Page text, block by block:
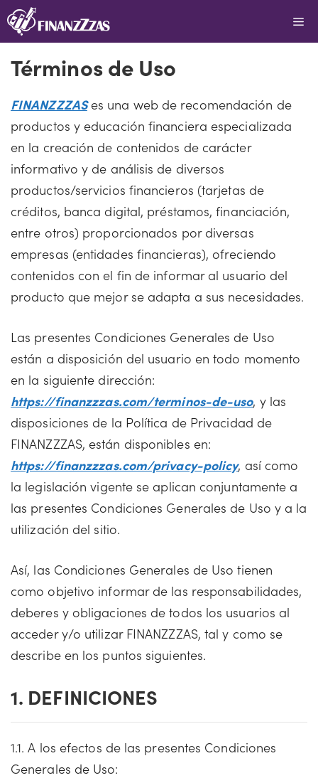
Saltar
al
Términos de Uso
FINANZZZASes una web de recomendación de
productos y educación financiera especializada
en la creación de contenidos de carácter
informativo y de análisis de diversos
productos/servicios financieros (tarjetas de
créditos, banca digital, préstamos, financiación,
entre otros) proporcionados por diversas
empresas (entidades financieras), ofreciendo
contenidos con el fin de informar al usuario del
producto que mejor se adapta a sus necesidades.
Las presentes Condiciones Generales de Uso
están a disposición del usuario en todo momento
en la siguiente dirección:
https://finanzzzas.com/terminos-de-uso, y las
disposiciones de la Política de Privacidad de
FINANZZZAS, están disponibles en:
https://finanzzzas.com/privacy-policy, así como
la legislación vigente se aplican conjuntamente a
las presentes Condiciones Generales de Uso y a la
utilización del sitio.
Así, las Condiciones Generales de Uso tienen
como objetivo informar de las responsabilidades,
deberes y obligaciones de todos los usuarios al
acceder y/o utilizar FINANZZZAS, tal y como se
describe en los puntos siguientes.
1. DEFINICIONES
1.1. A los efectos de las presentes Condiciones
Generales de Uso: